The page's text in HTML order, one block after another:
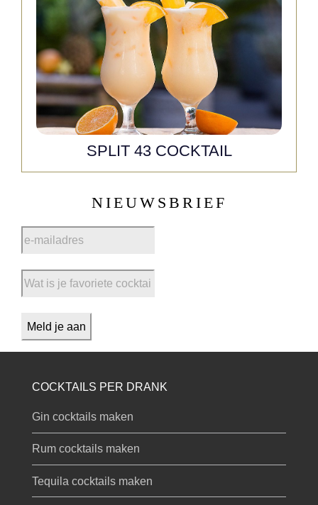
SPLIT 43 COCKTAIL
NIEUWSBRIEF
COCKTAILS PER DRANK
Gin cocktails maken
Rum cocktails maken
Tequila cocktails maken